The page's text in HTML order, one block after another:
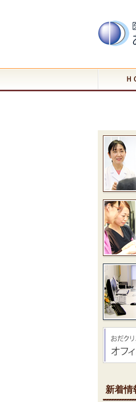
Ｈ
新着情